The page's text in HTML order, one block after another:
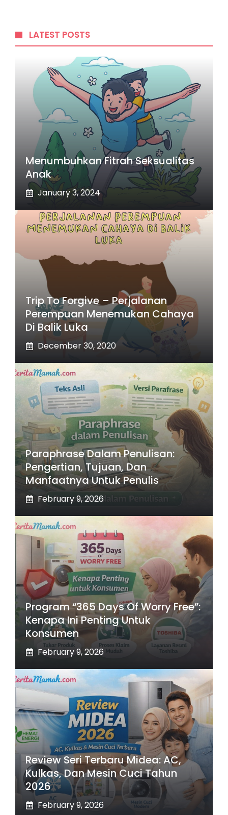
LATEST POSTS
Menumbuhkan Fitrah Seksualitas
Anak
January 3, 2024
Trip To Forgive – Perjalanan
Perempuan Menemukan Cahaya
Di Balik Luka
December 30, 2020
Paraphrase Dalam Penulisan:
Pengertian, Tujuan, Dan
Manfaatnya Untuk Penulis
February 9, 2026
Program “365 Days Of Worry Free”:
Kenapa Ini Penting Untuk
Konsumen
February 9, 2026
Review Seri Terbaru Midea: AC,
Kulkas, Dan Mesin Cuci Tahun
2026
February 9, 2026